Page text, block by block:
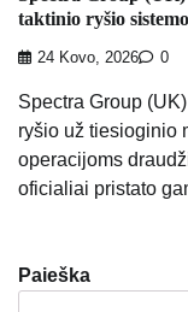
taktinio ryšio
24 Kovo, 2026 0
Spectra Group
ryšio už tiesioginio
operacijoms
oficialiai pristato
Paieška